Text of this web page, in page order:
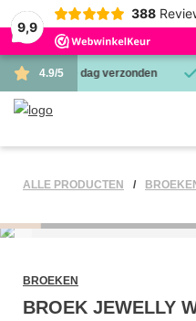
9,9
388
4.9/5
is dezelfde dag verzonden
ALLE PRODUCTEN
BROEKEN
BROEK JEWELLY